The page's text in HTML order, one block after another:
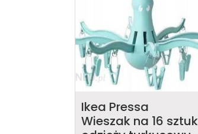
Ikea Pressa
Wieszak na 16 sztuk